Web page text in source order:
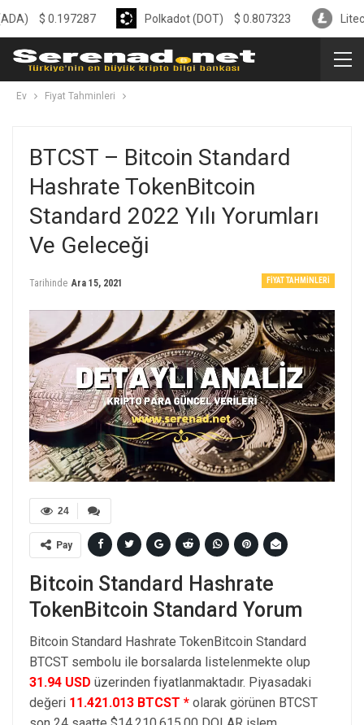
Ev Fiyat Tahminleri
BTCST – Bitcoin Standard
Hashrate TokenBitcoin
Standard 2022 Yılı Yorumları
Ve Geleceği
FIYAT TAHMINLERI
Tarihinde Ara 15, 2021
24
Pay
Bitcoin Standard Hashrate
TokenBitcoin Standard Yorum
Bitcoin Standard Hashrate TokenBitcoin Standard
BTCST sembolu ile borsalarda listelenmekte olup
31.94 USD üzerinden fiyatlanmaktadır. Piyasadaki
değeri 11.421.013 BTCST * olarak görünen BTCST
Polkadot (DOT) $ 0.807323 Litecoin (LTC)